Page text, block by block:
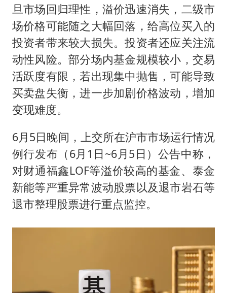
旦市场回归理性，溢价迅速消失，二级市
场价格可能随之大幅回落，给高位买入的
投资者带来较大损失。投资者还应关注流
动性风险。部分场内基金规模较小，交易
活跃度有限，若出现集中抛售，可能导致
买卖盘失衡，进一步加剧价格波动，增加
变现难度。
6月5日晚间，上交所在沪市市场运行情况
例行发布（6月1日~6月5日）公告中称，
对财通福鑫LOF等溢价较高的基金、泰金
新能等严重异常波动股票以及退市岩石等
退市整理股票进行重点监控。